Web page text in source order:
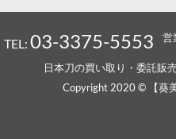
TEL:03-3375-5553 営
日本刀の買い取り・委託販
Copyright 2020 © 【葵